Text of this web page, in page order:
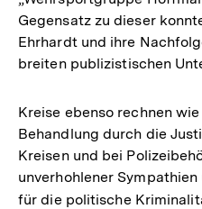
Gegensatz zu dieser
Ehrhardt und ihre
breiten publizistischen
Kreise ebenso rechnen
Behandlung durch die
Kreisen und bei
unverhohlener
für die politische